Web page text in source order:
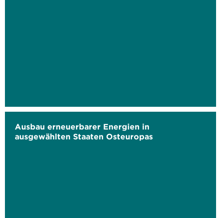
Ausbau erneuerbarer Energien in
ausgewählten Staaten Osteuropas